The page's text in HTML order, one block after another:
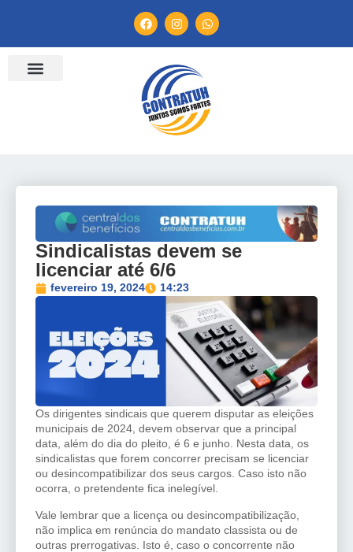
Sindicalistas devem se
licenciar até 6/6
fevereiro 19, 2024 14:23
Os dirigentes sindicais que querem disputar as eleições
municipais de 2024, devem observar que a principal
data, além do dia do pleito, é 6 e junho. Nesta data, os
sindicalistas que forem concorrer precisam se licenciar
ou desincompatibilizar dos seus cargos. Caso isto não
ocorra, o pretendente fica inelegível.
Vale lembrar que a licença ou desincompatibilização,
não implica em renúncia do mandato classista ou de
outras prerrogativas. Isto é, caso o concorrente não